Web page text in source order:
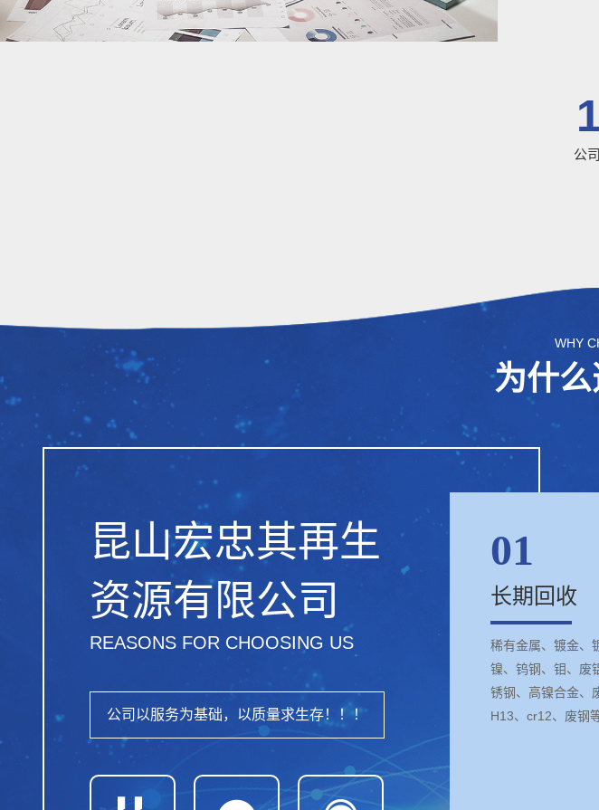
公
WHY
为什
昆山宏忠其再生
资源有限公司
REASONS FOR CHOOSING US
公司以服务为基础，以质量求生存！！！
01
长期回收
稀有金属、镀金、
镍、钨钢、钼、废
锈钢、高镍合金、
H13、cr12、废钢等